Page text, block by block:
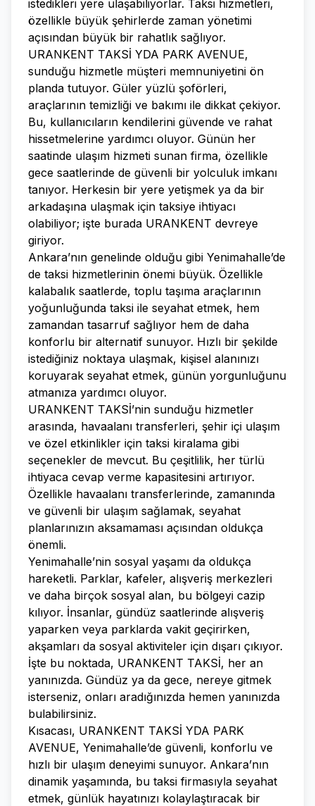
istedikleri yere ulaşabiliyorlar. Taksi hizmetleri,
özellikle büyük şehirlerde zaman yönetimi
açısından büyük bir rahatlık sağlıyor.
URANKENT TAKSİ YDA PARK AVENUE,
sunduğu hizmetle müşteri memnuniyetini ön
planda tutuyor. Güler yüzlü şoförleri,
araçlarının temizliği ve bakımı ile dikkat çekiyor.
Bu, kullanıcıların kendilerini güvende ve rahat
hissetmelerine yardımcı oluyor. Günün her
saatinde ulaşım hizmeti sunan firma, özellikle
gece saatlerinde de güvenli bir yolculuk imkanı
tanıyor. Herkesin bir yere yetişmek ya da bir
arkadaşına ulaşmak için taksiye ihtiyacı
olabiliyor; işte burada URANKENT devreye
giriyor.
Ankara’nın genelinde olduğu gibi Yenimahalle’de
de taksi hizmetlerinin önemi büyük. Özellikle
kalabalık saatlerde, toplu taşıma araçlarının
yoğunluğunda taksi ile seyahat etmek, hem
zamandan tasarruf sağlıyor hem de daha
konforlu bir alternatif sunuyor. Hızlı bir şekilde
istediğiniz noktaya ulaşmak, kişisel alanınızı
koruyarak seyahat etmek, günün yorgunluğunu
atmanıza yardımcı oluyor.
URANKENT TAKSİ’nin sunduğu hizmetler
arasında, havaalanı transferleri, şehir içi ulaşım
ve özel etkinlikler için taksi kiralama gibi
seçenekler de mevcut. Bu çeşitlilik, her türlü
ihtiyaca cevap verme kapasitesini artırıyor.
Özellikle havaalanı transferlerinde, zamanında
ve güvenli bir ulaşım sağlamak, seyahat
planlarınızın aksamaması açısından oldukça
önemli.
Yenimahalle’nin sosyal yaşamı da oldukça
hareketli. Parklar, kafeler, alışveriş merkezleri
ve daha birçok sosyal alan, bu bölgeyi cazip
kılıyor. İnsanlar, gündüz saatlerinde alışveriş
yaparken veya parklarda vakit geçirirken,
akşamları da sosyal aktiviteler için dışarı çıkıyor.
İşte bu noktada, URANKENT TAKSİ, her an
yanınızda. Gündüz ya da gece, nereye gitmek
isterseniz, onları aradığınızda hemen yanınızda
bulabilirsiniz.
Kısacası, URANKENT TAKSİ YDA PARK
AVENUE, Yenimahalle’de güvenli, konforlu ve
hızlı bir ulaşım deneyimi sunuyor. Ankara’nın
dinamik yaşamında, bu taksi firmasıyla seyahat
etmek, günlük hayatınızı kolaylaştıracak bir